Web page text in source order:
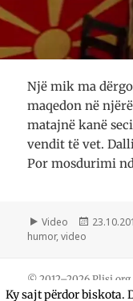
Një mik ma
maqedon në
matajnë kanë
vendit të vet.
Por mosdurimi
Format
Video
Postuar
humor,video
© 2012–2026
cekim ndryshe.
Ky sajt përdor biskota.